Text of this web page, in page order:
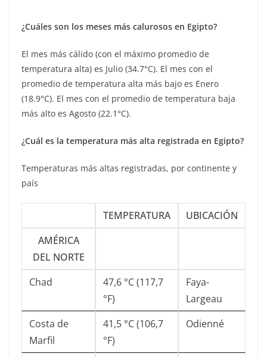
¿Cuáles son los meses más calurosos en Egipto?
El mes más cálido (con el máximo promedio de
temperatura alta) es Julio (34.7°C). El mes con el
promedio de temperatura alta más bajo es Enero
(18.9°C). El mes con el promedio de temperatura baja
más alto es Agosto (22.1°C).
¿Cuál es la temperatura más alta registrada en Egipto?
Temperaturas más altas registradas, por continente y
país
TEMPERATURA
UBICACIÓN
AMÉRICA
DEL NORTE
Chad
47,6 °C (117,7
°F)
Faya-
Largeau
Costa de
Marfil
41,5 °C (106,7
°F)
Odienné